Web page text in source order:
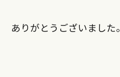
ありがとうございました。